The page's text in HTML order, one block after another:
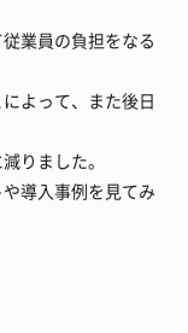
業員の負担をなる
よって、また後日
りました。
導入事例を見てみ